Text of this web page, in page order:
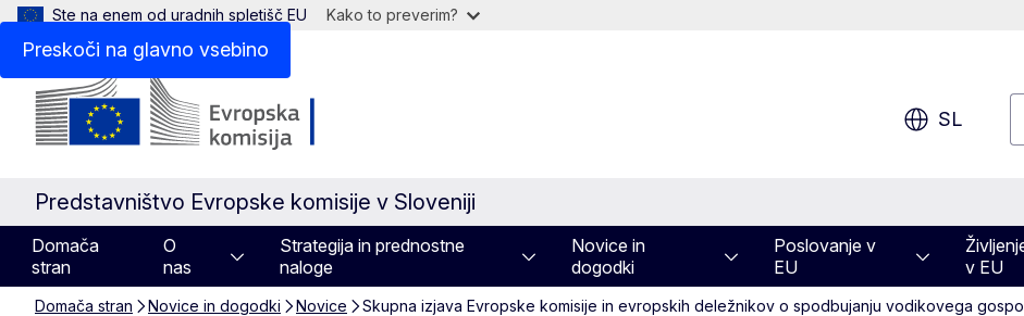
Preskoči na glavno vsebino
Ste na enem od uradnih spletišč EU Kako to preverim?
SL
Predstavništvo Evropske komisije v Sloveniji
Domača
stran
O
nas
Strategija in prednostne
naloge
Novice in
dogodki
Poslovanje v
EU
v EU
Domača stran Novice in dogodki Novice Skupna izjava Evropske komisije in evropskih deležnikov o spodbujanju vodikovega